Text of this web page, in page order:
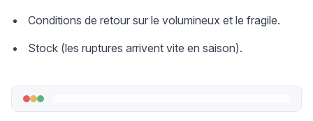
Conditions de retour sur le volumineux et le fragile.
Stock (les ruptures arrivent vite en saison).